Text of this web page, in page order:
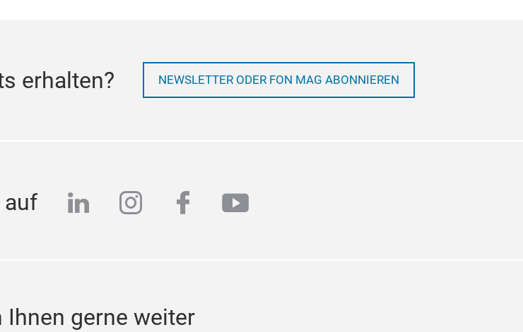
erhalten? NEWSLETTER ODER FON MAG ABONNIEREN
auf linkedininstagram
facebook
youtube
Ihnen gerne weiter